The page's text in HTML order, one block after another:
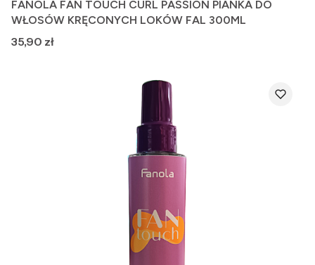
FANOLA FAN TOUCH CURL PASSION PIANKA DO
WŁOSÓW KRĘCONYCH LOKÓW FAL 300ML
Cena
35,90 zł